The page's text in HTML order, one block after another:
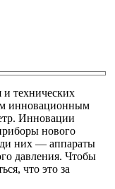
и технических
инновационным
Инновации
нового
них — аппараты
давления. Чтобы
что это за